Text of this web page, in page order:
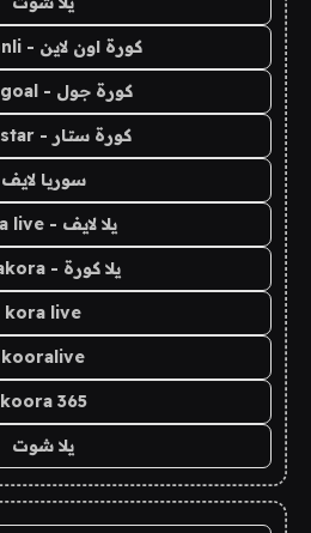
كورة اون لاين - kora onli
كورة جول - kora goal
كورة ستار - kora star
سوريا لايف
يلا لايف - yalla live
يلا كورة - yallakora
kora live
kooralive
koora 365
يلا شوت